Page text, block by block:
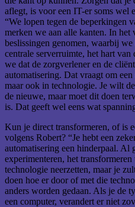
aflegt, is voor een IT-er soms wel
“We lopen tegen de beperkingen
merken we aan alle kanten. In het
beslissingen genomen, waarbij
centrale serverruimte, het hart
we dat de zorgverlener en de
automatisering. Dat vraagt om
maar ook in technologie. Je wilt
de nieuwe, maar moet dit doen
is. Dat geeft wel eens wat
Kun je direct transformeren, of is
volgens Robert? “Je hebt een
automatisering een hinderpaal. Al
experimenteren, het
technologie neerzetten, maar je
doen hoe er door of met die
anders worden gedaan. Als je de
een computer, verandert er niet